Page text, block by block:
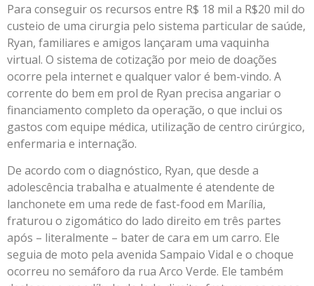
Para conseguir os recursos entre R$ 18 mil a R$20 mil do
custeio de uma cirurgia pelo sistema particular de saúde,
Ryan, familiares e amigos lançaram uma vaquinha
virtual. O sistema de cotização por meio de doações
ocorre pela internet e qualquer valor é bem-vindo. A
corrente do bem em prol de Ryan precisa angariar o
financiamento completo da operação, o que inclui os
gastos com equipe médica, utilização de centro cirúrgico,
enfermaria e internação.
De acordo com o diagnóstico, Ryan, que desde a
adolescência trabalha e atualmente é atendente de
lanchonete em uma rede de fast-food em Marília,
fraturou o zigomático do lado direito em três partes
após – literalmente – bater de cara em um carro. Ele
seguia de moto pela avenida Sampaio Vidal e o choque
ocorreu no semáforo da rua Arco Verde. Ele também